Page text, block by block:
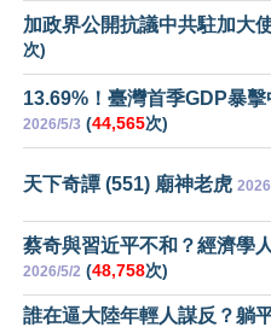
加政界公開抗議中共駐加大
次)
13.69%！臺灣首季GDP暴
2026/5/3 (44,565次)
天下奇譚 (551) 廟神老虎
蔡奇與習近平不和？經濟學
2026/5/2 (48,758次)
誰在逼大陸年輕人謀反？躺